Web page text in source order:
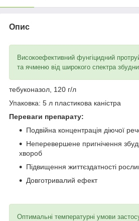
Опис
Високоефективний фунгіцидний
та ячменю від широкого спектра
тебуконазол, 120 г/л
Упаковка: 5 л пластикова каністра
Переваги препарату:
Подвійна концентрація діючої
Неперевершене пригнічення
хвороб
Підвищення життєздатності
Довготривалий ефект
Оптимальні температурні умови